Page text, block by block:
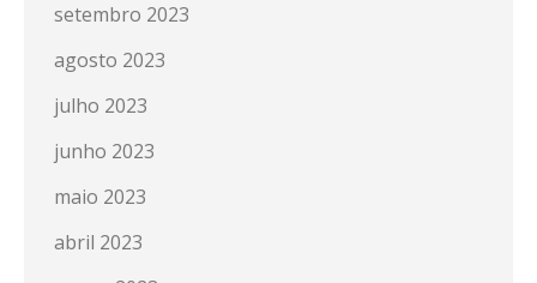
setembro 2023
agosto 2023
julho 2023
junho 2023
maio 2023
abril 2023